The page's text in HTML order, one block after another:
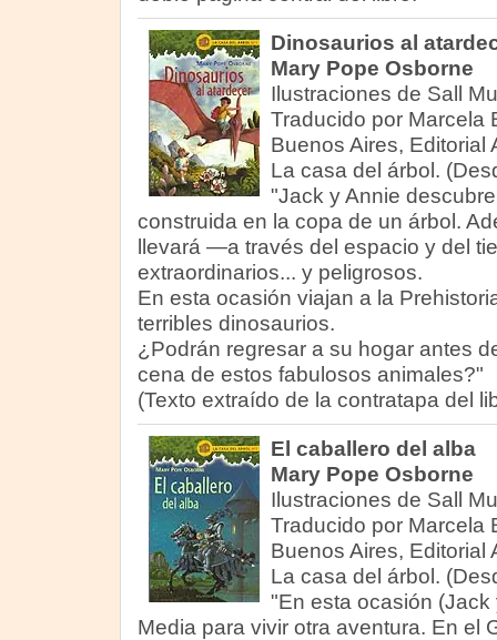
Dinosaurios al
Mary Pope Osborne
Ilustraciones de Sall
Traducido por Marcela
Buenos Aires, Editorial
La casa del árbol.
"Jack y Annie
construida en la copa de un árbol.
llevará —a través del espacio y del
extraordinarios... y peligrosos.
En esta ocasión viajan a la
terribles dinosaurios.
¿Podrán regresar a su hogar antes
cena de estos fabulosos animales?"
(Texto extraído de la contratapa del
El caballero del alba
Mary Pope Osborne
Ilustraciones de Sall
Traducido por Marcela
Buenos Aires, Editorial
La casa del árbol.
"En esta ocasión
Media para vivir otra aventura. En el